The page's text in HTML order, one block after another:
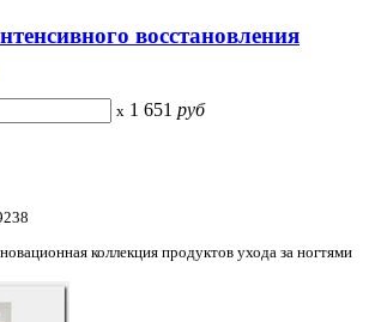
восстановления
x 1 651 руб
коллекция продуктов ухода за ногтями